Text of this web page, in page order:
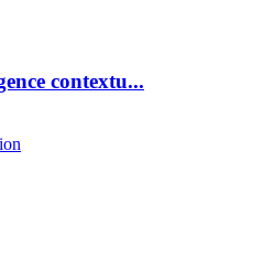
contextu...